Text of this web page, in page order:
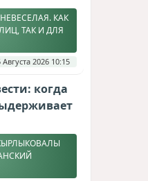
КАК
ТАК И ДЛЯ
Августа 2026 10:15
когда